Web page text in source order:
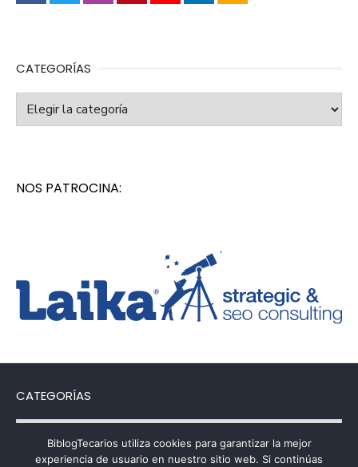
CATEGORÍAS
Categorías
NOS PATROCINA:
CATEGORÍAS
Categorías
BiblogTecarios utiliza cookies para garantizar la mejor
experiencia de usuario en nuestro sitio web. Si continúas